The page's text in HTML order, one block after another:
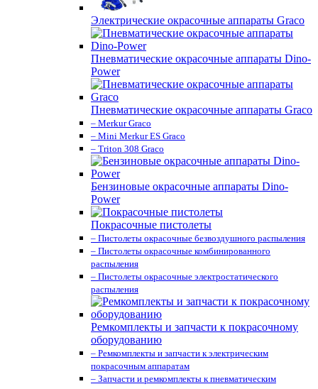
Электрические окрасочные аппараты Graco
Пневматические окрасочные аппараты Dino-
Power
Пневматические окрасочные аппараты Graco
– Merkur Graco
– Mini Merkur ES Graco
– Triton 308 Graco
Бензиновые окрасочные аппараты Dino-
Power
Покрасочные пистолеты
– Пистолеты окрасочные безвоздушного распыления
– Пистолеты окрасочные комбинированного
распыления
– Пистолеты окрасочные электростатического
распыления
Ремкомплекты и запчасти к покрасочному
оборудованию
– Ремкомплекты и запчасти к электрическим
покрасочным аппаратам
– Запчасти и ремкомплекты к пневматическим